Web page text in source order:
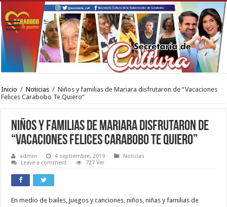
Inicio / Noticias / Niños y familias de Mariara disfrutaron de “Vacaciones
Felices Carabobo Te Quiero”
Niños y familias de Mariara disfrutaron de
“Vacaciones Felices Carabobo Te Quiero”
admin 4 septiembre, 2019
Noticias
Leave a comment
727 Ver
En medio de bailes, juegos y canciones, niños, niñas y familias de